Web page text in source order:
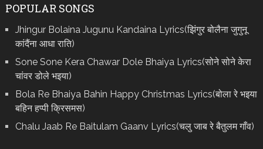
POPULAR SONGS
Jhingur Bolaina Jugunu Kandaina Lyrics(झिंगुर बोलैना जुगुनू
कांदैंना आधा राति)
Sone Sone Kera Chawar Dole Bhaiya Lyrics(सोने सोने केरा
चांवर डोले भइया)
Bola Re Bh‌aiya Bahin Happy Christmas Lyrics(बोला रे भ‌इया
बहिन हप्पी क्रिसमस)
Chalu Jaab Re Baitulam Gaanv Lyrics(चलु जाब रे बैतुलम गाँव)